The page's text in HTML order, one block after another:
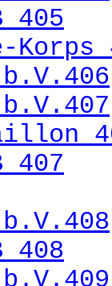
405
407
408